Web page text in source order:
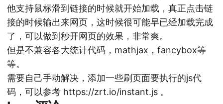
他支持鼠标滑到链接的时候就开始加载，真正点击链
接的时候输出来网页，这时候很可能早已经加载完成
了，可以做到秒开网页的效果，非常爽。
但是不兼容各大统计代码，mathjax，fancybox等
等。
需要自己手动解决，添加一些刷页面要执行的js代
码，可以参考 https://zrt.io/instant.js 。